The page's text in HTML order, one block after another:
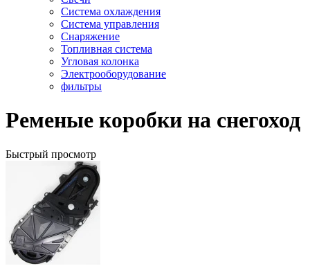
Система охлаждения
Система управления
Снаряжение
Топливная система
Угловая колонка
Электрооборудование
фильтры
Ременые коробки на снегоход
Быстрый просмотр